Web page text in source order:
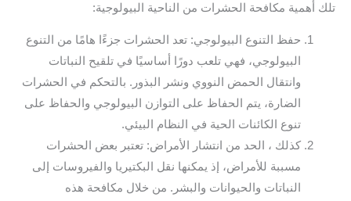
تلك أهمية مكافحة الحشرات من الناحية البيولوجية:
حفظ التنوع البيولوجي: تعد الحشرات جزءًا هامًا من التنوع
البيولوجي، فهي تلعب دورًا أساسيًا في تلقيح النباتات
وانتقال الحمض النووي ونشر البذور. بالتحكم في الحشرات
الضارة، يتم الحفاظ على التوازن البيولوجي والحفاظ على
تنوع الكائنات الحية في النظام البيئي.
كذلك ، الحد من انتشار الأمراض: تعتبر بعض الحشرات
مسببة للأمراض، إذ يمكنها نقل البكتيريا والفيروسات إلى
النباتات والحيوانات والبشر. من خلال مكافحة هذه